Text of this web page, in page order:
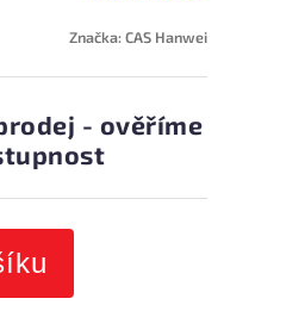
Značka:CAS Hanwei
- ověříme